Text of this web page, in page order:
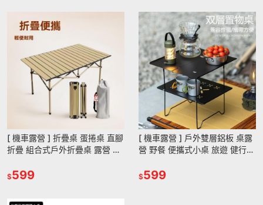
[ 機車露營 ] 折疊桌 蛋捲桌 直腳
折疊 組合式戶外折疊桌 露營 野
不佔空間
$599
[ 機車露營 ] 戶外雙層鋁板 桌露
營 野餐 便攜式小桌 旅遊 健行桌
$599